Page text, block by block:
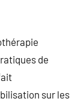
de
sur les